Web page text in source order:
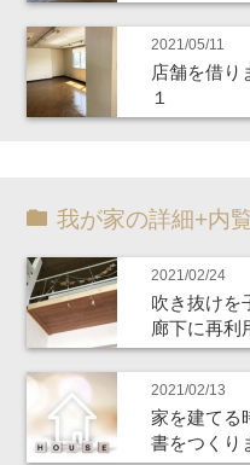
2021/05/11
店舗を借り
１
我が家の詳細+内
2021/02/24
吹き抜けを
廊下に再利
2021/02/13
家を建てる
書をつくり